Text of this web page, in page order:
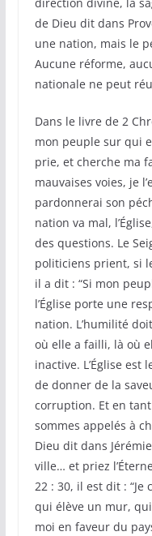
de Dieu dit dans
une nation, mais le
Aucune réforme,
nationale ne peut
Dans le livre de 2
mon peuple sur qui
prie, et cherche ma
mauvaises voies, je
pardonnerai son
nation va mal,
des questions. Le
politiciens prient, si
il a dit : “Si mon
l’Église porte une
nation. L’humilité
où elle a failli, là où
inactive. L’Église
de donner de la
corruption. Et en
sommes appelés à
Dieu dit dans
ville… et priez
22 : 30, il est dit :
qui élève un mur,
moi en faveur du